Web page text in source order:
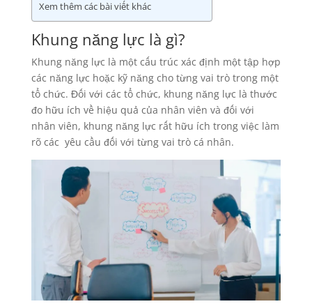
Xem thêm các bài viết khác
Khung năng lực là gì?
Khung năng lực là một cấu trúc xác định một tập hợp
các năng lực hoặc kỹ năng cho từng vai trò trong một
tổ chức. Đối với các tổ chức, khung năng lực là thước
đo hữu ích về hiệu quả của nhân viên và đối với
nhân viên, khung năng lực rất hữu ích trong việc làm
rõ các yêu cầu đối với từng vai trò cá nhân.